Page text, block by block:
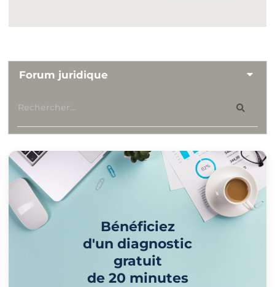
Forum juridique
Bénéficiez
d'un diagnostic
gratuit
de 20 minutes